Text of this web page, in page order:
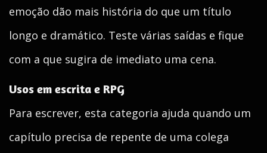
emoção dão mais história do que um título
longo e dramático. Teste várias saídas e fique
com a que sugira de imediato uma cena.
Usos em escrita e RPG
Para escrever, esta categoria ajuda quando um
capítulo precisa de repente de uma colega